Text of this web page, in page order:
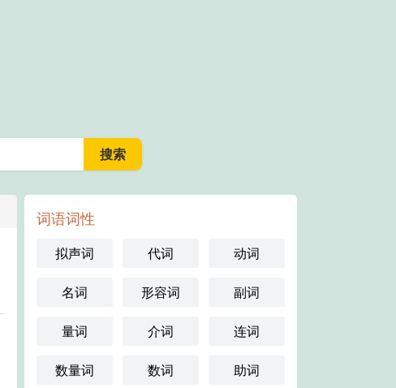
词语词性
拟声词 代词 动词
名词 形容词 副词
量词 介词 连词
数量词 数词 助词